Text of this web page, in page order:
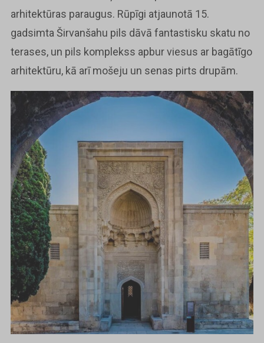
arhitektūras paraugus. Rūpīgi atjaunotā 15.
gadsimta Širvanšahu pils dāvā fantastisku skatu no
terases, un pils komplekss apbur viesus ar bagātīgo
arhitektūru, kā arī mošeju un senas pirts drupām.